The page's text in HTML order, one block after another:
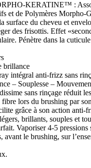
KERATINE™ :
et de Polymères Morpho-
surface du cheveu et
des frisottis. Effet
Pénètre dans la
brillance
intégral anti-frizz sans
– Souplesse –
sans rinçage réduit
lors du brushing par
grâce à son action anti-
brillants, souples et
Vaporiser 4-5 pressions
avant le brushing, sur